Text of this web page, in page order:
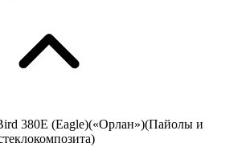
380E (Eagle)(«Орлан»)(Пайолы и